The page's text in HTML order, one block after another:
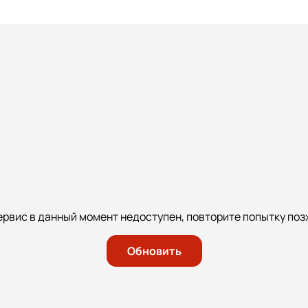
в данный момент недоступен, повторите попытку
Обновить